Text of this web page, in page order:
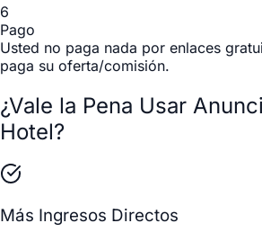
6
Pago
Usted no paga nada por enlaces
paga su oferta/comisión.
¿Vale la Pena Usar
Hotel?
Más Ingresos Directos